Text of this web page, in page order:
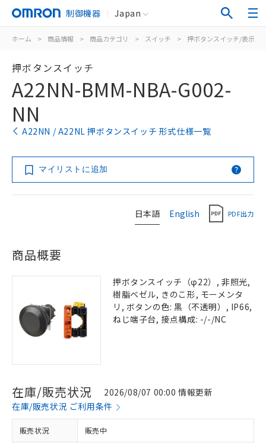
制御機器 Japan
ホーム > 商品情報 > 商品カテゴリ > スイッチ > 押ボタンスイッチ/表示灯
押ボタンスイッチ
A22NN-BMM-NBA-G002-
NN
A22NN / A22NL 押ボタンスイッチ 形式仕様一覧
マイリストに追加
日本語 English PDF出力
商品概要
押ボタンスイッチ（φ22）, 非照光,
樹脂ベゼル, きのこ形, モーメンタ
リ, ボタンの色: 黒（不透明）, IP66,
ねじ端子台, 接点構成: -/-/NC
在庫/販売状況
2026/08/07 00:00 情報更新
在庫/販売状況 ご利用条件
販売状況 販売中